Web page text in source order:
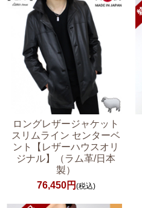
ロングレザージャケット
スリムライン センターベ
ント【レザーハウスオリ
ジナル】（ラム革/日本
製）
76,450円 (税込)